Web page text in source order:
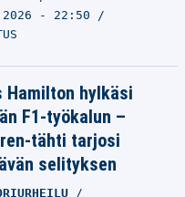
- 22:50
Hamilton hylkäsi
F1-työkalun –
tähti tarjosi
selityksen